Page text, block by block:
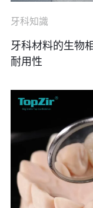
牙科知識
牙科材料的生物
耐用性